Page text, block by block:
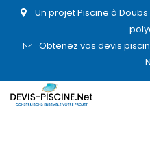
Un projet Piscine à
Obtenez vos devis